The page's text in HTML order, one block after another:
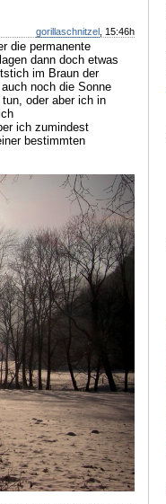
gorillaschnitzel , 15:46h
die permanente
dann doch etwas
im Braun der
noch die Sonne
oder aber ich in
ich zumindest
bestimmten